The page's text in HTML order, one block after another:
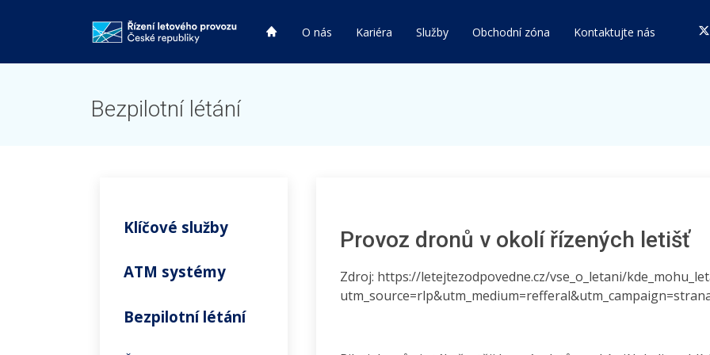
HP O nás Kariéra Služby Obchodní zóna Kontaktujte nás
Bezpilotní létání
Klíčové služby
ATM systémy
Bezpilotní létání
Provoz dronů v okolí řízených letišť
Zdroj: https://letejtezodpovedne.cz/vse_o_letani/